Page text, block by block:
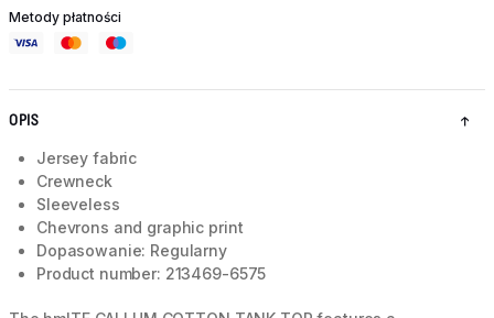
Metody płatności
OPIS
Jersey fabric
Crewneck
Sleeveless
Chevrons and graphic print
Dopasowanie: Regularny
Product number: 213469-6575